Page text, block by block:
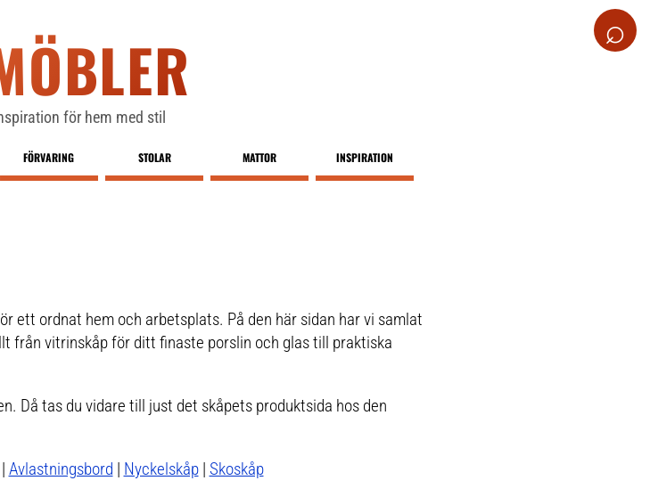
för hem med stil
⌕
FÖRVARING STOLAR MATTOR INSPIRATION
ett ordnat hem och arbetsplats. På den här sidan har vi samlat
från vitrinskåp för ditt finaste porslin och glas till praktiska
Då tas du vidare till just det skåpets produktsida hos den
Avlastningsbord | Nyckelskåp| Skoskåp